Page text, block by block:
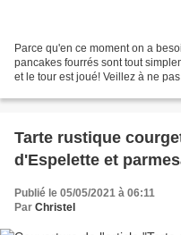
Parce qu'en ce moment on a
pancakes fourrés sont tout
et le tour est joué! Veillez à ne
Tarte rustique
d'Espelette et
Publié le 05/05/2021 à 06:11
Par Christel